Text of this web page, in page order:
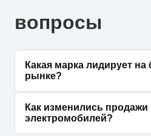
вопросы
Какая марка лидирует на
рынке?
реализующая автомобили
Geely, с результатом 3,2
Как изменились продажи
электромобилей?